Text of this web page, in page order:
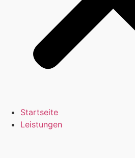
Startseite
Leistungen